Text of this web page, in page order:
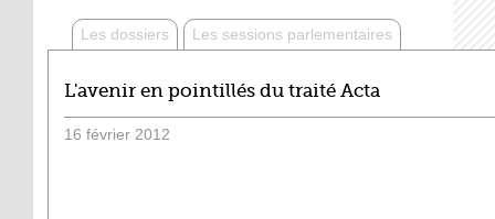
chaîne
Europe
Les dossiers Les sessions parlementaires
L'avenir en pointillés du traité Acta
16 février 2012